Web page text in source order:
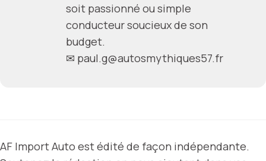
soit passionné ou simple
conducteur soucieux de son
budget.
✉ paul.g@autosmythiques57.fr
AF Import Auto est édité de façon indépendante.